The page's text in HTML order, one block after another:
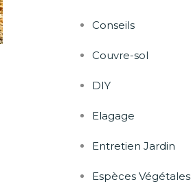
Conseils
Couvre-sol
DIY
Elagage
Entretien Jardin
Espèces Végétales